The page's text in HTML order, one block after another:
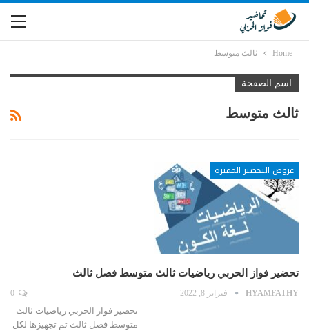
Home ثالث متوسط
اسم الصفحة
ثالث متوسط
عروض التحضير المميزة
تحضير فواز الحربي رياضيات ثالث متوسط فصل ثالث
HYAMFATHY فبراير 8, 2022
تحضير فواز الحربي رياضيات ثالث
متوسط فصل ثالث تم تجهيزها لكل